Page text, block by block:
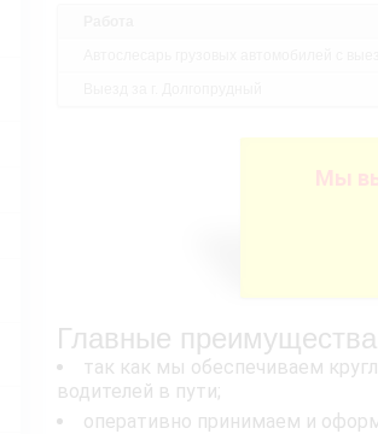
Мы
Главные преимущества
так как мы обеспечиваем
водителей в пути;
оперативно принимаем и